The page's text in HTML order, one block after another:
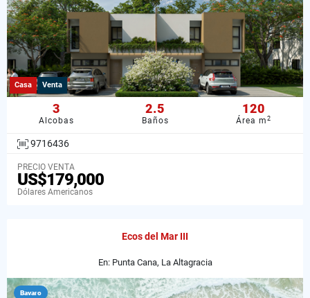
Casa Venta
3
Alcobas
2.5
Baños
120
Área m2
9716436
PRECIO VENTA
US$179,000
Dólares Americanos
Ecos del Mar III
En: Punta Cana, La Altagracia
Bavaro